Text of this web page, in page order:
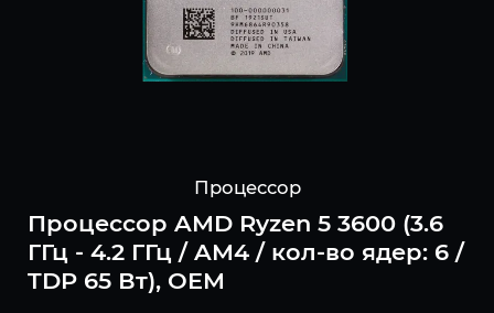
Процессор
Процессор AMD Ryzen 5 3600 (3.6
ГГц - 4.2 ГГц / AM4 / кол-во ядер: 6 /
TDP 65 Вт), OEM